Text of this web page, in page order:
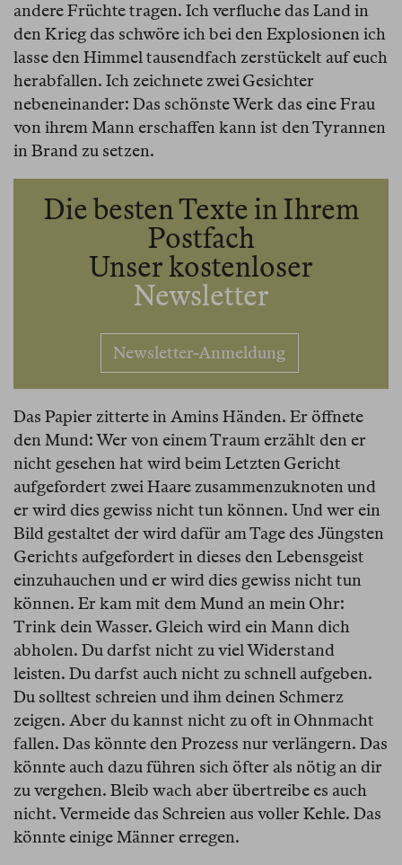
andere Früchte tragen. Ich verfluche das Land in
den Krieg das schwöre ich bei den Explosionen ich
lasse den Himmel tausendfach zerstückelt auf euch
herabfallen. Ich zeichnete zwei Gesichter
nebeneinander: Das schönste Werk das eine Frau
von ihrem Mann erschaffen kann ist den Tyrannen
in Brand zu setzen.
Die besten Texte in Ihrem
Postfach
Unser kostenloser
Newsletter
Newsletter-Anmeldung
Das Papier zitterte in Amins Händen. Er öffnete
den Mund: Wer von einem Traum erzählt den er
nicht gesehen hat wird beim Letzten Gericht
aufgefordert zwei Haare zusammenzuknoten und
er wird dies gewiss nicht tun können. Und wer ein
Bild gestaltet der wird dafür am Tage des Jüngsten
Gerichts aufgefordert in dieses den Lebensgeist
einzuhauchen und er wird dies gewiss nicht tun
können. Er kam mit dem Mund an mein Ohr:
Trink dein Wasser. Gleich wird ein Mann dich
abholen. Du darfst nicht zu viel Widerstand
leisten. Du darfst auch nicht zu schnell aufgeben.
Du solltest schreien und ihm deinen Schmerz
zeigen. Aber du kannst nicht zu oft in Ohnmacht
fallen. Das könnte den Prozess nur verlängern. Das
könnte auch dazu führen sich öfter als nötig an dir
zu vergehen. Bleib wach aber übertreibe es auch
nicht. Vermeide das Schreien aus voller Kehle. Das
könnte einige Männer erregen.